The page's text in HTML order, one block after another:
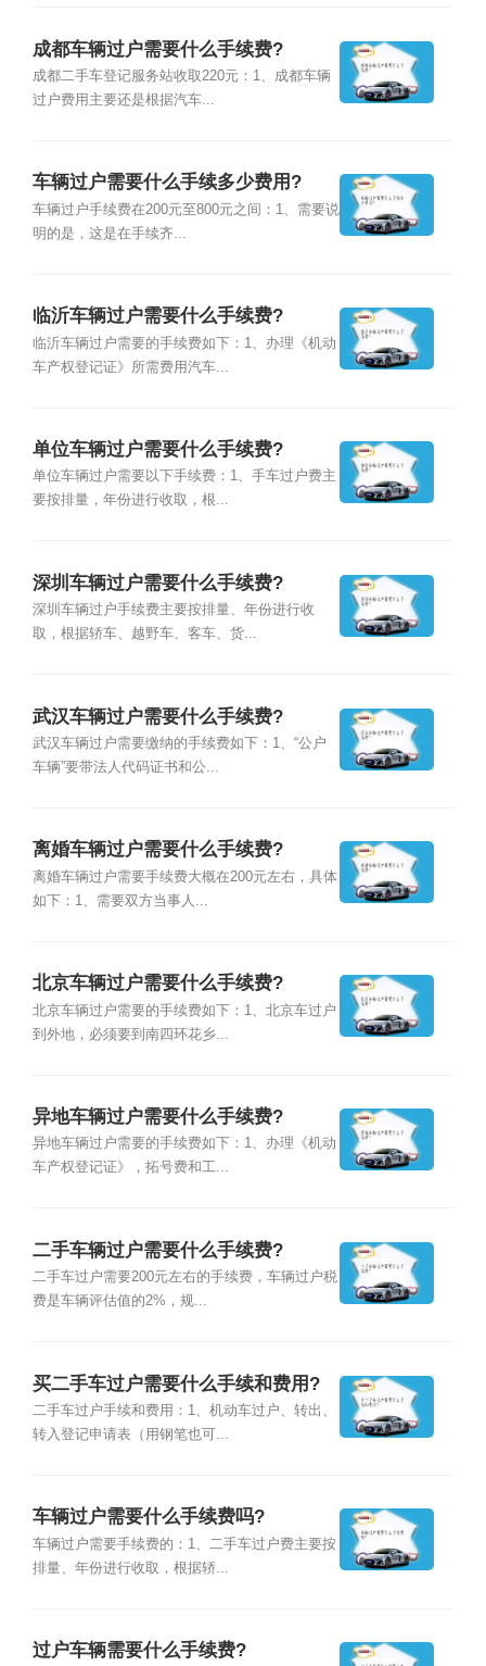
成都车辆过户需要什么手续费?
成都二手车登记服务站收取220元：1、成都车辆
过户费用主要还是根据汽车...
车辆过户需要什么手续多少费用?
车辆过户手续费在200元至800元之间：1、需要说
明的是，这是在手续齐...
临沂车辆过户需要什么手续费?
临沂车辆过户需要的手续费如下：1、办理《机动
车产权登记证》所需费用汽车...
单位车辆过户需要什么手续费?
单位车辆过户需要以下手续费：1、手车过户费主
要按排量，年份进行收取，根...
深圳车辆过户需要什么手续费?
深圳车辆过户手续费主要按排量、年份进行收
取，根据轿车、越野车、客车、货...
武汉车辆过户需要什么手续费?
武汉车辆过户需要缴纳的手续费如下：1、“公户
车辆”要带法人代码证书和公...
离婚车辆过户需要什么手续费?
离婚车辆过户需要手续费大概在200元左右，具体
如下：1、需要双方当事人...
北京车辆过户需要什么手续费?
北京车辆过户需要的手续费如下：1、北京车过户
到外地，必须要到南四环花乡...
异地车辆过户需要什么手续费?
异地车辆过户需要的手续费如下：1、办理《机动
车产权登记证》，拓号费和工...
二手车辆过户需要什么手续费?
二手车过户需要200元左右的手续费，车辆过户税
费是车辆评估值的2%，规...
买二手车过户需要什么手续和费用?
二手车过户手续和费用：1、机动车过户、转出、
转入登记申请表（用钢笔也可...
车辆过户需要什么手续费吗?
车辆过户需要手续费的：1、二手车过户费主要按
排量、年份进行收取，根据轿...
过户车辆需要什么手续费?